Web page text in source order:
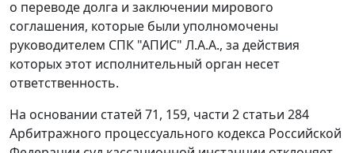
о переводе долга и заключении мирового
соглашения, которые были уполномочены
руководителем СПК "АПИС" Л.А.А., за действия
которых этот исполнительный орган несет
ответственность.
На основании статей 71, 159, части 2 статьи 284
Арбитражного процессуального кодекса Российской